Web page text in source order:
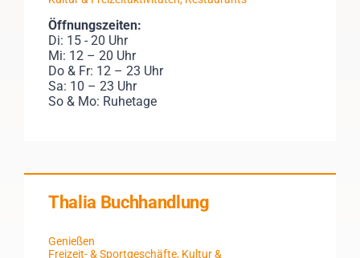
Öffnungszeiten:
Di: 15 - 20 Uhr
Mi: 12 – 20 Uhr
Do & Fr: 12 – 23 Uhr
Sa: 10 – 23 Uhr
So & Mo: Ruhetage
Thalia Buchhandlung
Genießen
Freizeit- & Sportgeschäfte, Kultur &